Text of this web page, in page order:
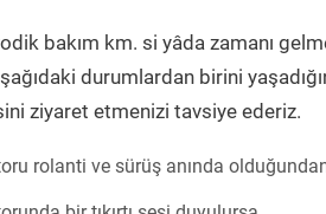
bakım km. si yâda zamanı
durumlardan birini
ziyaret etmenizi tavsiye ederiz.
rolanti ve sürüş anında